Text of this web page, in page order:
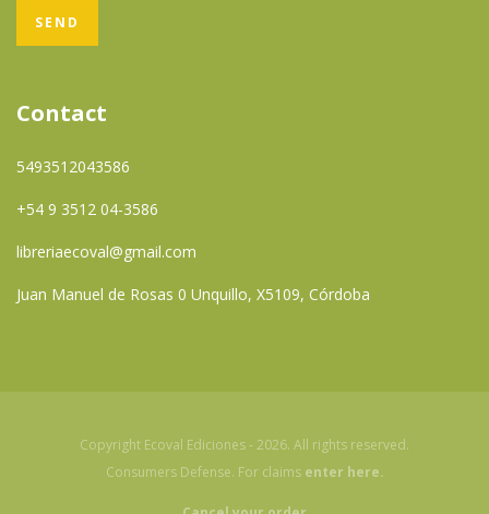
Contact
5493512043586
+54 9 3512 04-3586
libreriaecoval@gmail.com
Juan Manuel de Rosas 0 Unquillo, X5109, Córdoba
Copyright Ecoval Ediciones - 2026. All rights reserved.
Consumers Defense. For claims enter here.